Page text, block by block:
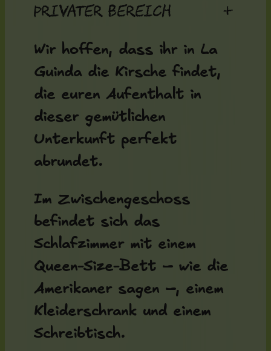
Privater Bereich +
Wir hoffen, dass ihr in La
Guinda die Kirsche findet,
die euren Aufenthalt in
dieser gemütlichen
Unterkunft perfekt
abrundet.
Im Zwischengeschoss
befindet sich das
Schlafzimmer mit einem
Queen-Size-Bett – wie die
Amerikaner sagen –, einem
Kleiderschrank und einem
Schreibtisch.